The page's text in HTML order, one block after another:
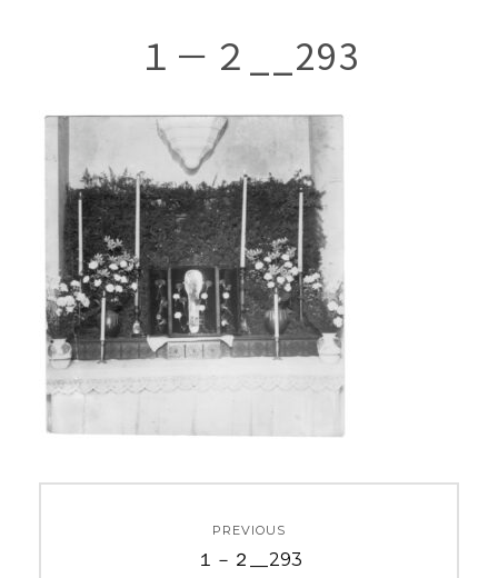
１－２__293
PREVIOUS
Previous
１－２__293